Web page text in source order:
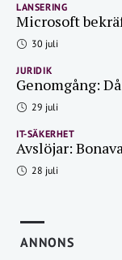
LANSERING
Microsoft
30 juli
JURIDIK
Genomgång:
29 juli
IT-SÄKERHET
Avslöjar:
28 juli
ANNONS